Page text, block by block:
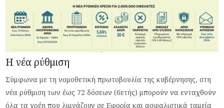
Η νέα ρύθμιση
Σύμφωνα με τη νομοθετική πρωτοβουλία της κυβέρνησης, στη
νέα ρύθμιση των έως 72 δόσεων (6ετής) μπορούν να ενταχθούν
όλα τα χρέη που λιμνάζουν σε Εφορία και ασφαλιστικά ταμεία